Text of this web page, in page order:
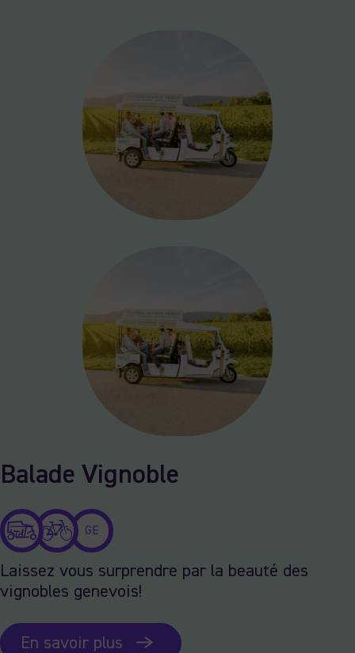
Balade Vignoble
GE
Laissez vous surprendre par la beauté des
vignobles genevois!
En savoir plus